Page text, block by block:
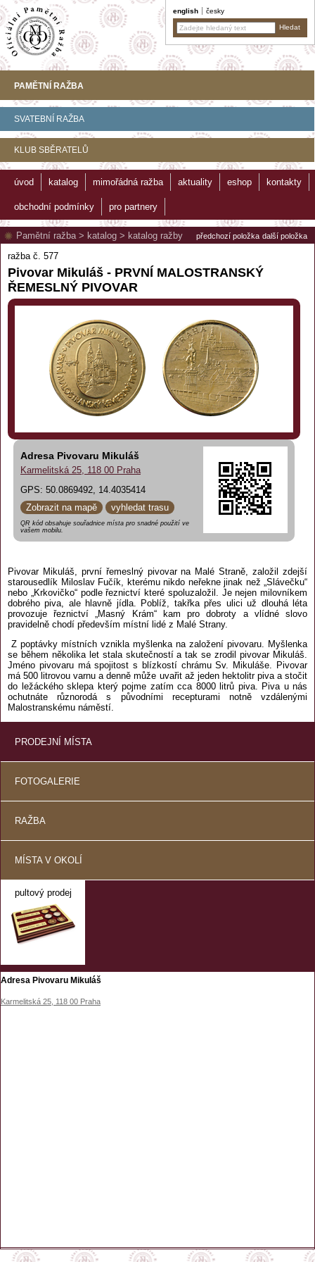
english česky
PAMĚTNÍ RAŽBA
SVATEBNÍ RAŽBA
KLUB SBĚRATELŮ
úvod katalog mimořádná ražba aktuality eshop kontakty
obchodní podmínky pro partnery
předchozí položka další položka
Pamětní ražba> katalog > katalog ražby
ražba č. 577
Pivovar Mikuláš - PRVNÍ MALOSTRANSKÝ
ŘEMESLNÝ PIVOVAR
Adresa Pivovaru Mikuláš
Karmelitská 25, 118 00 Praha
GPS: 50.0869492, 14.4035414
Zobrazit na mapě
vyhledat trasu
QR kód obsahuje souřadnice místa pro snadné použití ve
vašem mobilu.
Pivovar Mikuláš, první řemeslný pivovar na Malé Straně, založil zdejší
starousedlík Miloslav Fučík, kterému nikdo neřekne jinak než „Slávečku“
nebo „Krkovičko“ podle řeznictví které spoluzaložil. Je nejen milovníkem
dobrého piva, ale hlavně jídla. Poblíž, takřka přes ulici už dlouhá léta
provozuje řeznictví „Masný Krám“ kam pro dobroty a vlídné slovo
pravidelně chodí především místní lidé z Malé Strany.
Z poptávky místních vznikla myšlenka na založení pivovaru. Myšlenka
se během několika let stala skutečností a tak se zrodil pivovar Mikuláš.
Jméno pivovaru má spojitost s blízkostí chrámu Sv. Mikuláše. Pivovar
má 500 litrovou varnu a denně může uvařit až jeden hektolitr piva a stočit
do ležáckého sklepa který pojme zatím cca 8000 litrů piva. Piva u nás
ochutnáte různorodá s původními recepturami notně vzdálenými
Malostranskému náměstí.
PRODEJNÍ MÍSTA
FOTOGALERIE
RAŽBA
MÍSTA V OKOLÍ
pultový prodej
Adresa Pivovaru Mikuláš
Karmelitská 25, 118 00 Praha